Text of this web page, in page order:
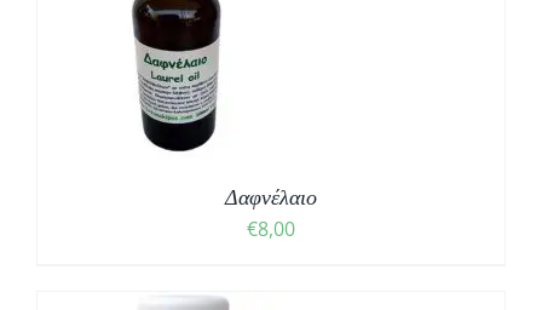
Δαφνέλαιο
€8,00